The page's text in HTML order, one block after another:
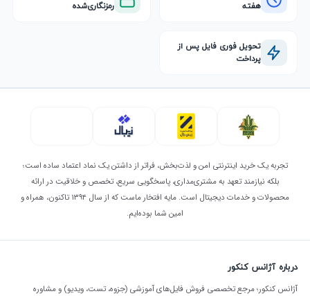
هفته
رمزنگاری‌شده
تحویل فوری فایل پس از
پرداخت
تجربه یک خرید اینترنتی امن و لذت‌بخش، فراتر از داشتن یک نماد اعتماد ساده است؛
بلکه نیازمند تعهد به مشتری‌مداری، پاسخگویی سریع، تخصص و خلاقیت در ارائه
محصولات و خدمات دیجیتال است. مایه افتخار ماست که از سال ۱۳۹۴ تاکنون، همراه و
امین شما بوده‌ایم.
درباره آژانس کنکور
آژانس کنکور؛ مرجع تخصصی فروش فایل‌های آموزشی (جزوه، تست، ویدیو) و مشاوره